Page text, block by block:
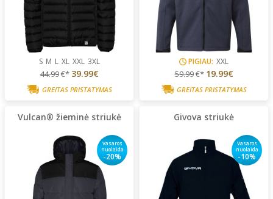
S M L XL XXL 3XL
44.99€* 39.99€
GREITAS PRISTATYMAS
PIGIAU: XXL
59.99€* 19.99€
GREITAS PRISTATYMAS
Vulcan® žieminė striukė
Vasaros
nuolaida
-20%
Givova striukė
Vasaros
nuolaida
-10%